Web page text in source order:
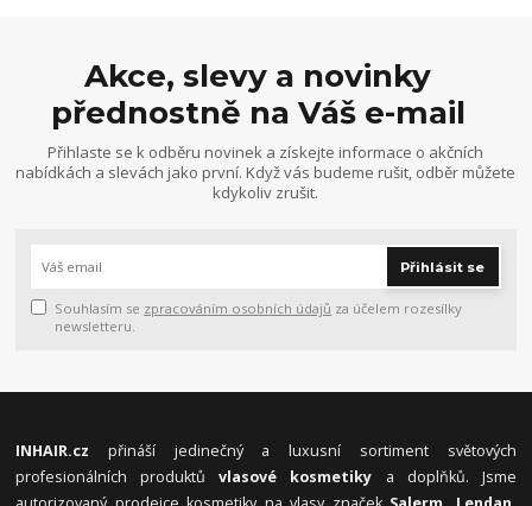
Akce, slevy a novinky
přednostně na Váš e-mail
Přihlaste se k odběru novinek a získejte informace o akčních
nabídkách a slevách jako první. Když vás budeme rušit, odběr můžete
kdykoliv zrušit.
Přihlásit se
Souhlasím se zpracováním osobních údajů za účelem rozesílky
newsletteru.
INHAIR.cz přináší jedinečný a luxusní sortiment světových
profesionálních produktůvlasové kosmetiky a doplňků. Jsme